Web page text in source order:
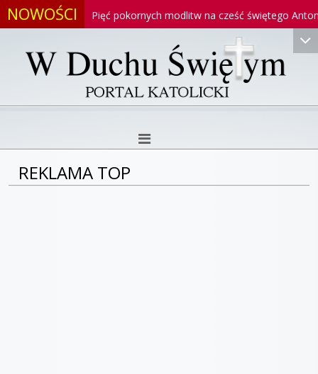
NOWOŚCIPięć pokornych modlitw na cześć świętego Antoniego
REKLAMA TOP